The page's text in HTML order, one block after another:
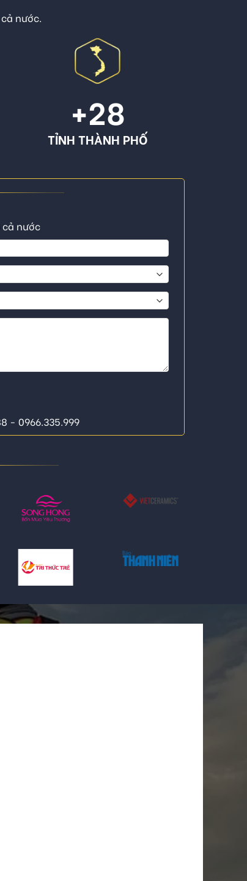
nước.
+28
TỈNH THÀNH PHỐ
cả nước
- 0966.335.999